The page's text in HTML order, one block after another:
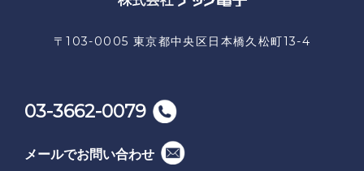
〒103-0005 東京都中央区日本橋久松町13-4
03-3662-0079
メールでお問い合わせ